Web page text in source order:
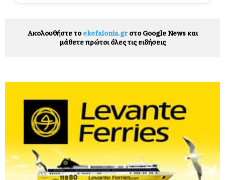
Ακολουθήστε το ekefalonia.grστο Google News και
μάθετε πρώτοι όλες τις ειδήσεις